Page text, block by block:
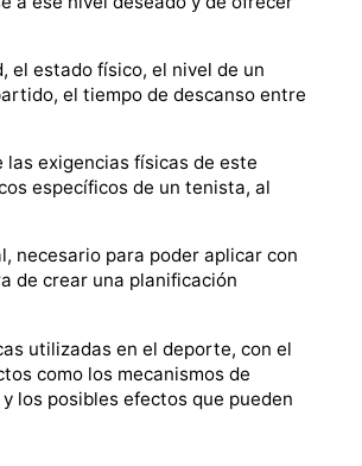
el estado físico, el nivel de un
el tiempo de descanso entre
exigencias físicas de este
específicos de un tenista, al
necesario para poder aplicar con
de crear una planificación
utilizadas en el deporte, con el
como los mecanismos de
los posibles efectos que pueden